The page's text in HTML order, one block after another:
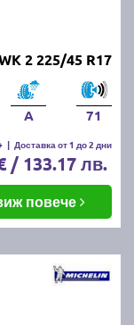
до Варна,
Велико
2 225/45 R17
A 71
| Доставка от 1 до 2 дни
/ 133.17 лв.
повече